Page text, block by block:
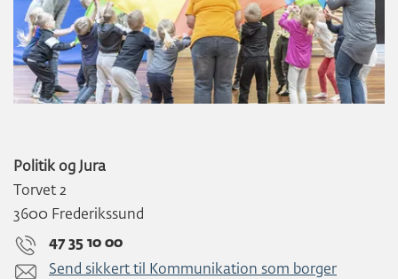
Politik og Jura
Torvet 2
3600 Frederikssund
47 35 10 00
Send sikkert til Kommunikation som borger